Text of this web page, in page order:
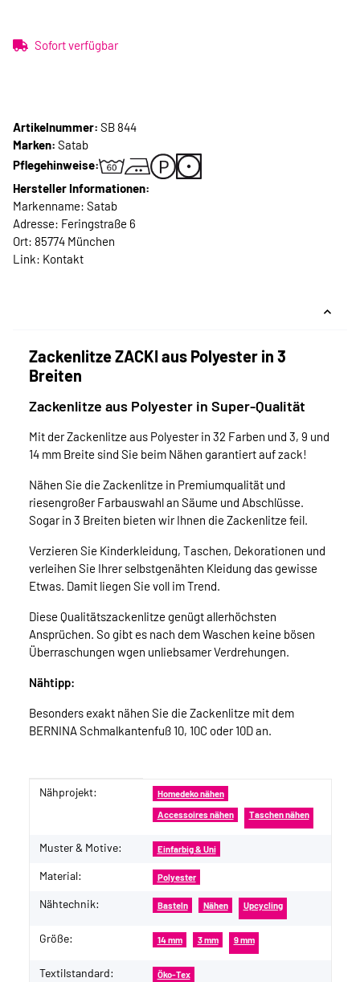
Sofort verfügbar
Artikelnummer: SB 844
Marken: Satab
Pflegehinweise:
Hersteller Informationen:
Markenname: Satab
Adresse: Feringstraße 6
Ort: 85774 München
Link: Kontakt
Zackenlitze ZACKI aus Polyester in 3
Breiten
Zackenlitze aus Polyester in Super-Qualität
Mit der Zackenlitze aus Polyester in 32 Farben und 3, 9 und
14 mm Breite sind Sie beim Nähen garantiert auf zack!
Nähen Sie die Zackenlitze in Premiumqualität und
riesengroßer Farbauswahl an Säume und Abschlüsse.
Sogar in 3 Breiten bieten wir Ihnen die Zackenlitze feil.
Verzieren Sie Kinderkleidung, Taschen, Dekorationen und
verleihen Sie Ihrer selbstgenähten Kleidung das gewisse
Etwas. Damit liegen Sie voll im Trend.
Diese Qualitätszackenlitze genügt allerhöchsten
Ansprüchen. So gibt es nach dem Waschen keine bösen
Überraschungen wgen unliebsamer Verdrehungen.
Nähtipp:
Besonders exakt nähen Sie die Zackenlitze mit dem
BERNINA Schmalkantenfuß 10, 10C oder 10D an.
Produkteigenschaft
Wert
Nähprojekt: Homedeko nähen
Accessoires nähen Taschen nähen
Muster & Motive: Einfarbig & Uni
Material: Polyester
Nähtechnik: Basteln Nähen Upcycling
Größe: 14 mm 3 mm 9 mm
Textilstandard: Öko-Tex